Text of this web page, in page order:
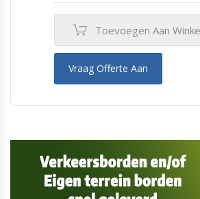
Toevoegen Aan
Vraag Offerte Aan